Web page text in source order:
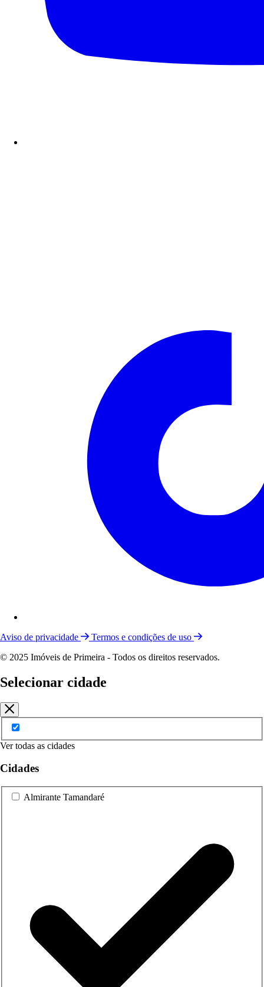
Aviso de privacidade
Termos e condições de uso
© 2025 Imóveis de Primeira - Todos os direitos reservados.
Selecionar cidade
Ver todas as cidades
Cidades
Almirante Tamandaré